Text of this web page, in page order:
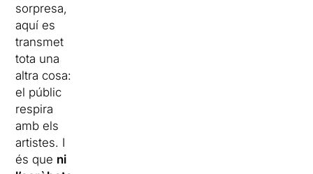
sorpresa,
aquí es
transmet
tota una
altra cosa:
el públic
respira
amb els
artistes. I
és que ni